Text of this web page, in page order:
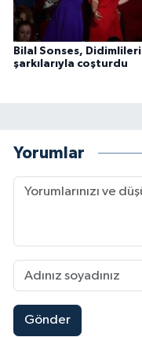
Bilal Sonses, Didimlileri
şarkılarıyla coşturdu
Yorumlar
Gönder